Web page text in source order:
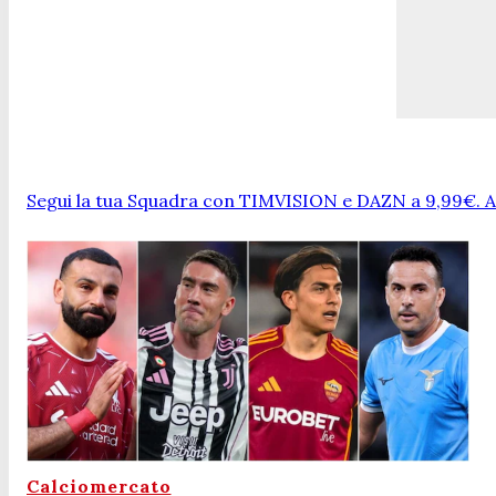
Segui la tua Squadra con TIMVISION e DAZN a 9,99€.
Calciomercato